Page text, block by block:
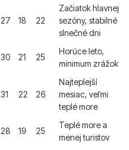
27
18 22
Začiatok hlavnej
sezóny, stabilné
slnečné dni
30 21 25
Horúce leto,
minimum zrážok
31
22 26
Najteplejší
mesiac, veľmi
teplé more
28 19 25
Teplé more a
menej turistov